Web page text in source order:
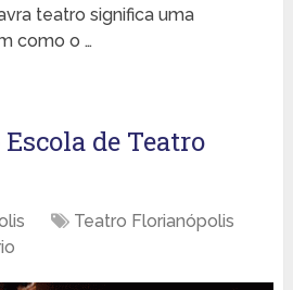
teatro significa uma
como o …
de Teatro
Teatro Florianópolis